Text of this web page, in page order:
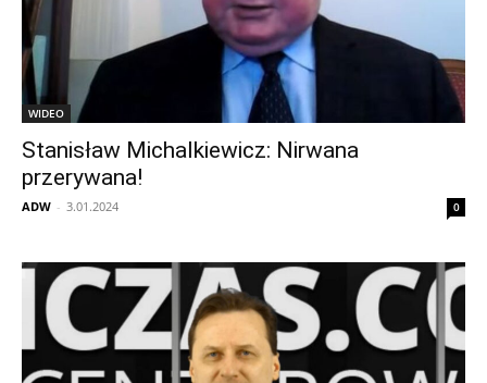
WIDEO
Stanisław Michalkiewicz: Nirwana
przerywana!
ADW - 3.01.2024 0